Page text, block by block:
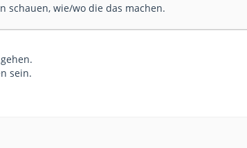
schauen, wie/wo die das machen.
sein.